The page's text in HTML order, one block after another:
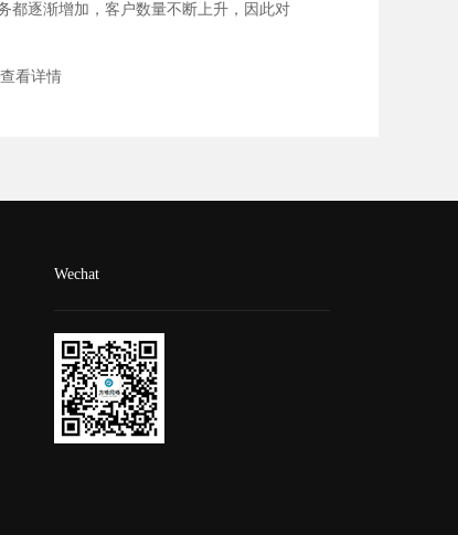
都逐渐增加，客户数量不断上升，因此对
查看详情
Wechat